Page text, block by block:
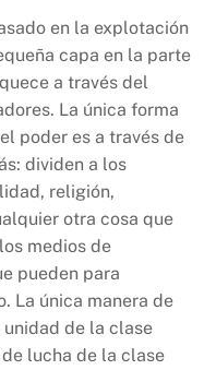
en la explotación
capa en la parte
a través del
La única forma
poder es a través de
dividen a los
religión,
otra cosa que
medios de
pueden para
La única manera de
de la clase
lucha de la clase